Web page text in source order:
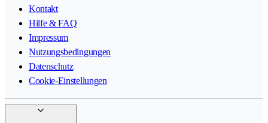
Kontakt
Hilfe & FAQ
Impressum
Nutzungsbedingungen
Datenschutz
Cookie-Einstellungen